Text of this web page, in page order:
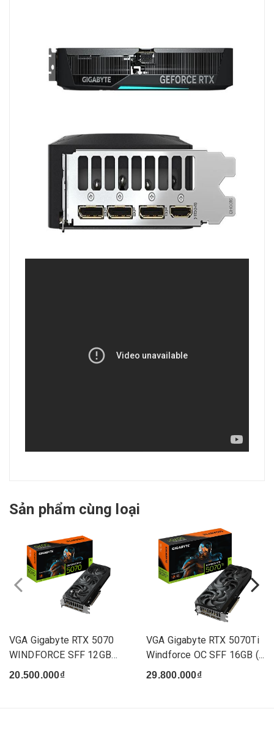
Sản phẩm cùng loại
VGA Gigabyte RTX 5070
WINDFORCE SFF 12GB
(N5070...
20.500.000₫
VGA Gigabyte RTX 5070Ti
Windforce OC SFF 16GB (...
29.800.000₫